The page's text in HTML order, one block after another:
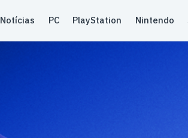
Notícias PC PlayStation Nintendo